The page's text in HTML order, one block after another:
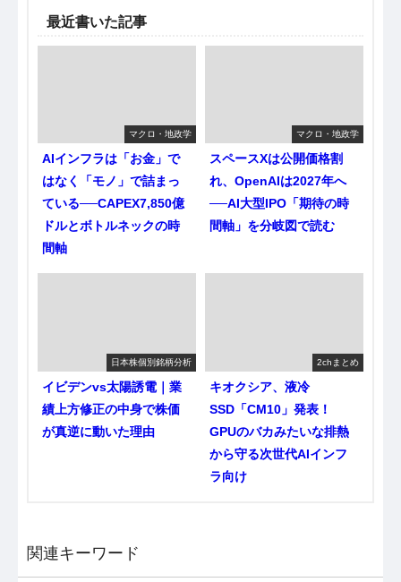
最近書いた記事
マクロ・地政学
AIインフラは「お金」で
はなく「モノ」で詰まっ
ている──CAPEX7,850億
ドルとボトルネックの時
間軸
マクロ・地政学
スペースXは公開価格割
れ、OpenAIは2027年へ
──AI大型IPO「期待の時
間軸」を分岐図で読む
日本株個別銘柄分析
イビデンvs太陽誘電｜業
績上方修正の中身で株価
が真逆に動いた理由
2chまとめ
キオクシア、液冷
SSD「CM10」発表！
GPUのバカみたいな排熱
から守る次世代AIインフ
ラ向け
関連キーワード